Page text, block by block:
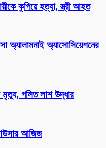
কুপিয়ে হত্যা, স্ত্রী আহত
অ্যালামনাই অ্যাসোসিয়েশনের
মৃত্যু, গলিত লাশ উদ্ধার
আজিজ